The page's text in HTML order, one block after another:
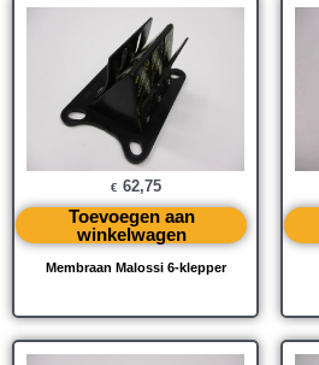
Membraan Malossi 6-klepper
€ 62,75
Toevoegen aan
winkelwagen